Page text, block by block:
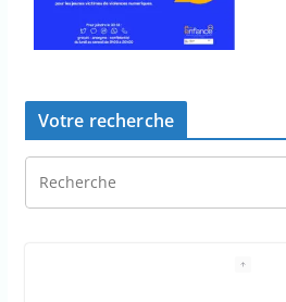
Votre recherche